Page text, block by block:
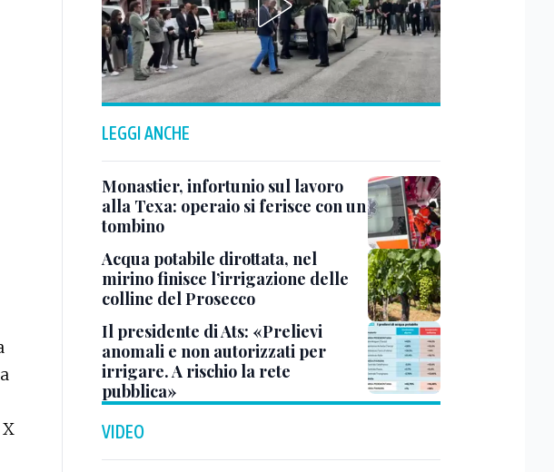
LEGGI ANCHE
Monastier, infortunio sul lavoro
alla Texa: operaio si ferisce con un
tombino
Acqua potabile dirottata, nel
mirino finisce l’irrigazione delle
colline del Prosecco
Il presidente di Ats: «Prelievi
anomali e non autorizzati per
irrigare. A rischio la rete
pubblica»
VIDEO